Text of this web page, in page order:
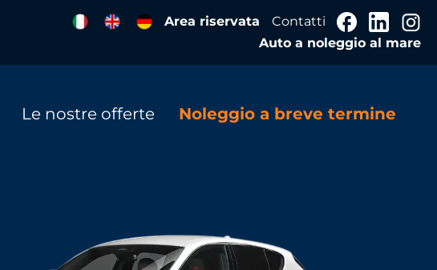
Area riservata
Contatti
Auto a noleggio al mare
Le nostre offerte Noleggio a breve termine